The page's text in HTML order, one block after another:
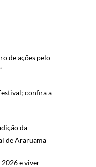
de ações pelo
confira a
da
de Araruama
e viver